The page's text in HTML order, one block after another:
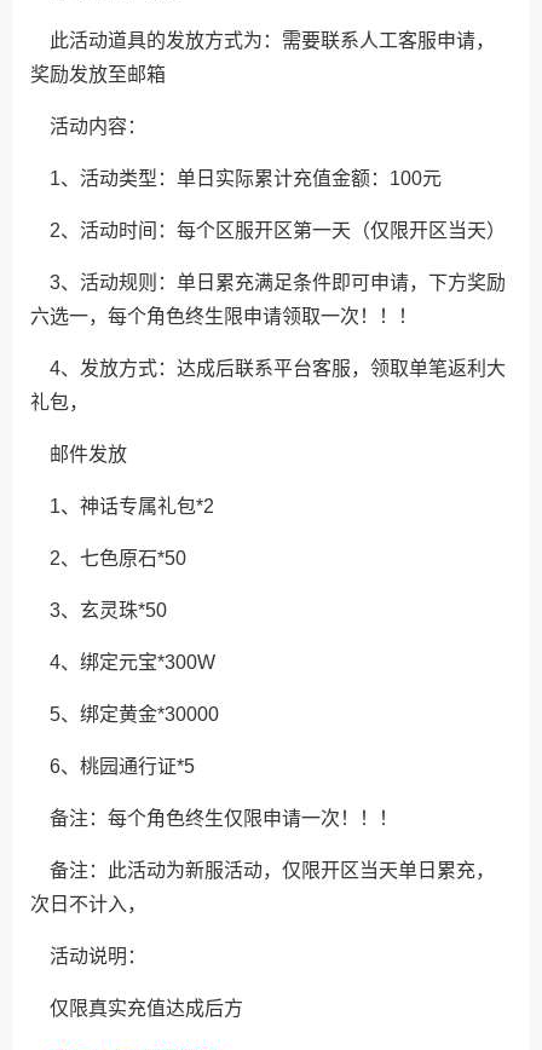
此活动道具的发放方式为：需要联系人工客服申请，
奖励发放至邮箱
活动内容：
1、活动类型：单日实际累计充值金额：100元
2、活动时间：每个区服开区第一天（仅限开区当天）
3、活动规则：单日累充满足条件即可申请，下方奖励
六选一，每个角色终生限申请领取一次！！！
4、发放方式：达成后联系平台客服，领取单笔返利大
礼包，
邮件发放
1、神话专属礼包*2
2、七色原石*50
3、玄灵珠*50
4、绑定元宝*300W
5、绑定黄金*30000
6、桃园通行证*5
备注：每个角色终生仅限申请一次！！！
备注：此活动为新服活动，仅限开区当天单日累充，
次日不计入，
活动说明：
仅限真实充值达成后方